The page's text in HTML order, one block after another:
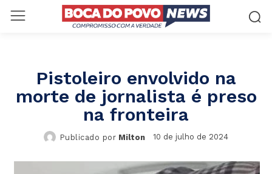
Pistoleiro envolvido na
morte de jornalista é preso
na fronteira
Publicado por Milton 10 de julho de 2024